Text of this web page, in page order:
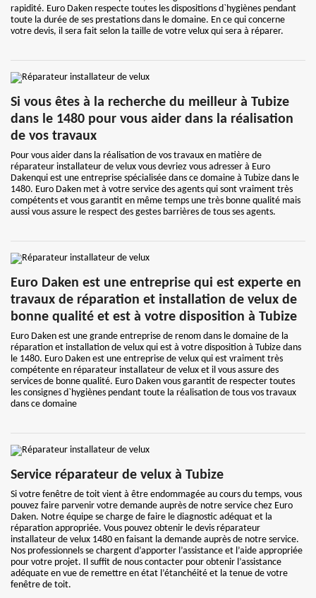
rapidité. Euro Daken respecte toutes les dispositions d`hygiènes pendant
toute la durée de ses prestations dans le domaine. En ce qui concerne
votre devis, il sera fait selon la taille de votre velux qui sera à réparer.
Si vous êtes à la recherche du meilleur à Tubize
dans le 1480 pour vous aider dans la réalisation
de vos travaux
Pour vous aider dans la réalisation de vos travaux en matière de
réparateur installateur de velux vous devriez vous adresser à Euro
Dakenqui est une entreprise spécialisée dans ce domaine à Tubize dans le
1480. Euro Daken met à votre service des agents qui sont vraiment très
compétents et vous garantit en même temps une très bonne qualité mais
aussi vous assure le respect des gestes barrières de tous ses agents.
Euro Daken est une entreprise qui est experte en
travaux de réparation et installation de velux de
bonne qualité et est à votre disposition à Tubize
Euro Daken est une grande entreprise de renom dans le domaine de la
réparation et installation de velux qui est à votre disposition à Tubize dans
le 1480. Euro Daken est une entreprise de velux qui est vraiment très
compétente en réparateur installateur de velux et il vous assure des
services de bonne qualité. Euro Daken vous garantit de respecter toutes
les consignes d`hygiènes pendant toute la réalisation de tous vos travaux
dans ce domaine
Service réparateur de velux à Tubize
Si votre fenêtre de toit vient à être endommagée au cours du temps, vous
pouvez faire parvenir votre demande auprès de notre service chez Euro
Daken. Notre équipe se charge de faire le diagnostic adéquat et la
réparation appropriée. Vous pouvez obtenir le devis réparateur
installateur de velux 1480 en faisant la demande auprès de notre service.
Nos professionnels se chargent d’apporter l’assistance et l’aide appropriée
pour votre projet. Il suffit de nous contacter pour obtenir l’assistance
adéquate en vue de remettre en état l’étanchéité et la tenue de votre
fenêtre de toit.